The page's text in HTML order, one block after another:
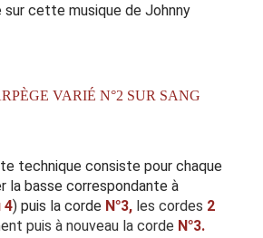
cette musique de Johnny
VARIÉ N°2 SUR SANG
technique consiste pour chaque
la basse correspondante à
4) puis la corde N°3, les cordes 2
puis à nouveau la corde N°3.